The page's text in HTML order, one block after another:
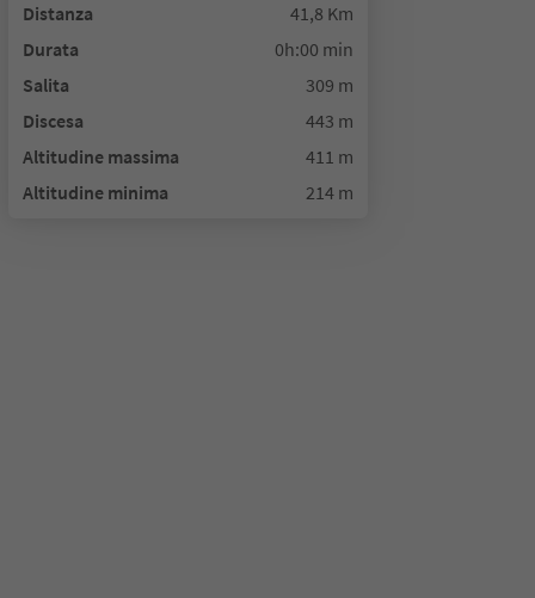
Distanza
41,8 Km
Durata
0h:00 min
Salita
309 m
Discesa
443 m
Altitudine massima
411 m
Altitudine minima
214 m